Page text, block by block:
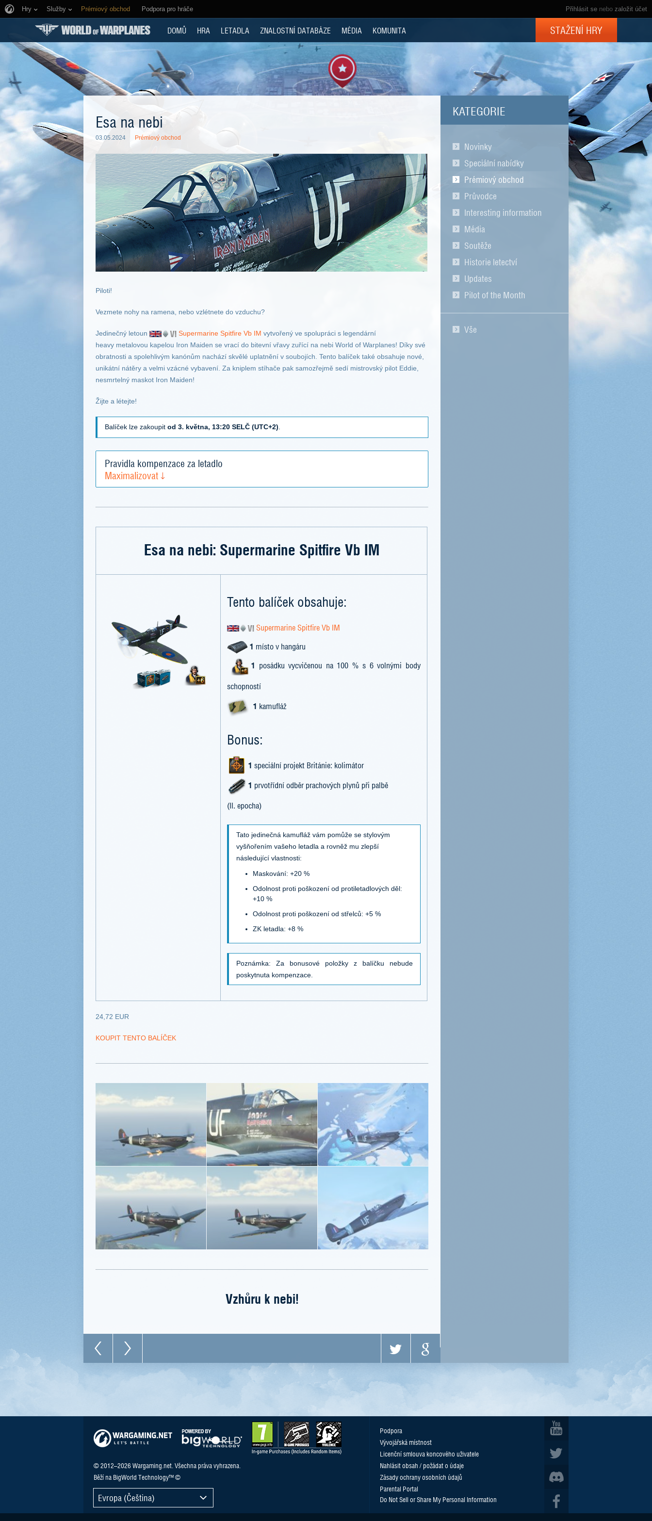
Přihlásit se nebo založit účet
Hry Služby Prémiový obchod Podpora pro hráče
DOMŮ HRA LETADLA ZNALOSTNÍ DATABÁZE MÉDIA KOMUNITA STAŽENÍ HRY
KATEGORIE
Novinky
Speciální nabídky
Prémiový obchod
Průvodce
Interesting information
Média
Soutěže
Historie letectví
Updates
Pilot of the Month
Vše
Esa na nebi
03.05.2024 Prémiový obchod
Piloti!
Vezmete nohy na ramena, nebo vzlétnete do vzduchu?
Jedinečný letoun Supermarine Spitfire Vb IM vytvořený ve spolupráci s legendární
heavy metalovou kapelou Iron Maiden se vrací do bitevní vřavy zuřící na nebi World of Warplanes! Díky své
obratnosti a spolehlivým kanónům nachází skvělé uplatnění v soubojích. Tento balíček také obsahuje nové,
unikátní nátěry a velmi vzácné vybavení. Za kniplem stíhače pak samozřejmě sedí mistrovský pilot Eddie,
nesmrtelný maskot Iron Maiden!
Žijte a létejte!
Balíček lze zakoupit od 3. května, 13:20 SELČ (UTC+2)
Pravidla kompenzace za letadlo
Maximalizovat
Esa na nebi: Supermarine Spitfire Vb IM
Tento balíček obsahuje:
Supermarine Spitfire Vb IM
1 místo v hangáru
1 posádku vycvičenou na 100 % s 6 volnými body
schopností
1 kamufláž
Bonus:
1 speciální projekt Británie: kolimátor
1 prvotřídní odběr prachových plynů při palbě
(II. epocha)
Tato jedinečná kamufláž vám pomůže se stylovým
vyšňořením vašeho letadla a rovněž mu zlepší
následující vlastnosti:
Maskování: +20 %
Odolnost proti poškození od protiletadlových děl:
+10 %
Odolnost proti poškození od střelců: +5 %
ZK letadla: +8 %
Poznámka: Za bonusové položky z balíčku nebude
poskytnuta kompenzace.
24,72 EUR
KOUPIT TENTO BALÍČEK
Vzhůru k nebi!
© 2012–2026 Wargaming.net. Všechna práva vyhrazena.
Běží na BigWorld Technology™ ©
Evropa (Čeština)
Podpora
Vývojářská místnost
Licenční smlouva koncového uživatele
Nahlásit obsah / požádat o údaje
Zásady ochrany osobních údajů
Parental Portal
Do Not Sell or Share My Personal Information